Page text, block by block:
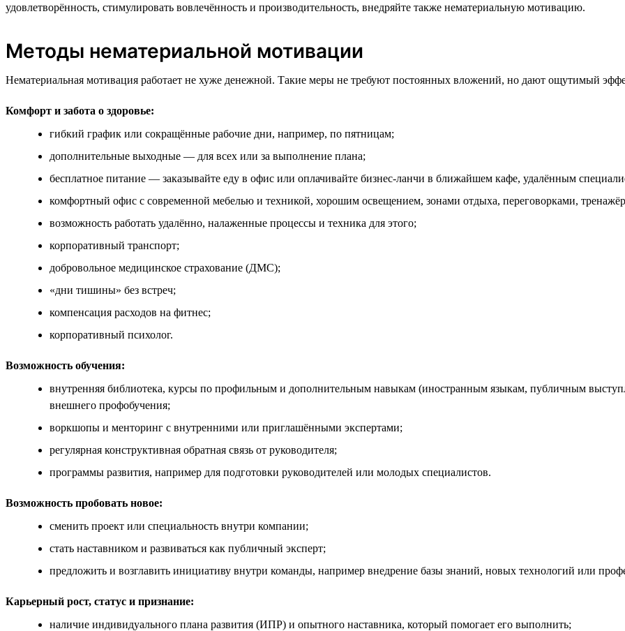
удовлетворённость, стимулировать вовлечённость и производительность, внедряйте также нематериальную мотивацию.
Методы нематериальной мотивации
Нематериальная мотивация работает не хуже денежной. Такие меры не требуют постоянных вложений, но дают ощутимый
Комфорт и забота о здоровье:
гибкий график или сокращённые рабочие дни, например, по пятницам;
дополнительные выходные — для всех или за выполнение плана;
бесплатное питание — заказывайте еду в офис или оплачивайте бизнес-ланчи в ближайшем кафе, удалённым
комфортный офис с современной мебелью и техникой, хорошим освещением, зонами отдыха, переговорками,
возможность работать удалённо, налаженные процессы и техника для этого;
корпоративный транспорт;
добровольное медицинское страхование (ДМС);
«дни тишины» без встреч;
компенсация расходов на фитнес;
корпоративный психолог.
Возможность обучения:
внутренняя библиотека, курсы по профильным и дополнительным навыкам (иностранным языкам, публичным
внешнего профобучения;
воркшопы и менторинг с внутренними или приглашёнными экспертами;
регулярная конструктивная обратная связь от руководителя;
программы развития, например для подготовки руководителей или молодых специалистов.
Возможность пробовать новое:
сменить проект или специальность внутри компании;
стать наставником и развиваться как публичный эксперт;
предложить и возглавить инициативу внутри команды, например внедрение базы знаний, новых технологий или
Карьерный рост, статус и признание:
наличие индивидуального плана развития (ИПР) и опытного наставника, который помогает его выполнить;